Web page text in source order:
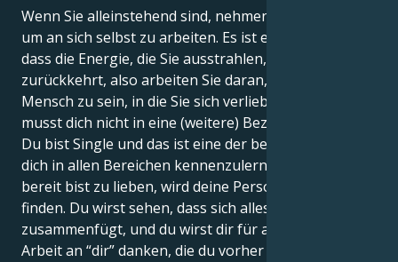
Wenn Sie alleinstehend sind, nehmen Sie sich Zeit,
um an sich selbst zu arbeiten. Es ist eine Tatsache,
dass die Energie, die Sie ausstrahlen, zu Ihnen
zurückkehrt, also arbeiten Sie daran, die Art von
Mensch zu sein, in die Sie sich verlieben wollen. Du
musst dich nicht in eine (weitere) Beziehung stürzen.
Du bist Single und das ist eine der besten Zeiten, um
dich in allen Bereichen kennenzulernen. Wenn du
bereit bist zu lieben, wird deine Person ihren Weg
finden. Du wirst sehen, dass sich alles
zusammenfügt, und du wirst dir für all die innere
Arbeit an “dir” danken, die du vorher geleistet hast.